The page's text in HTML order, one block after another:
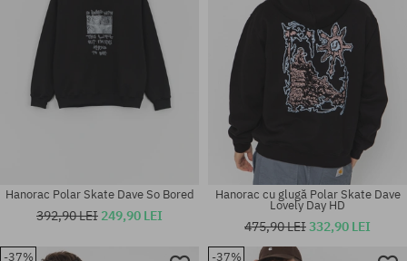
Hanorac Polar Skate Dave So Bored
392,90 LEI 249,90 LEI
Hanorac cu glugă Polar Skate Dave
Lovely Day HD
475,90 LEI332,90 LEI
-37% -37%